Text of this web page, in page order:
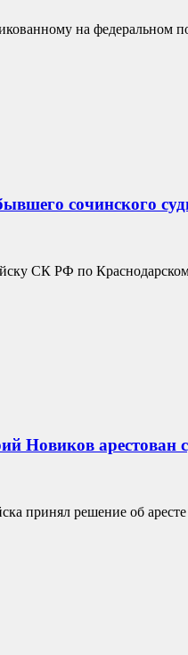
на федеральном
сочинского
СК РФ по
Новиков арестован
принял решение об